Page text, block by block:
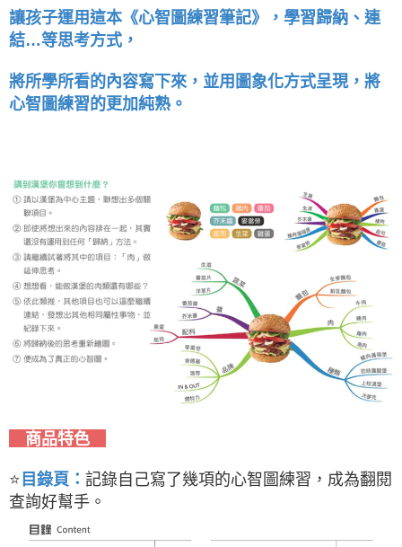
讓孩子運用這本《心智圖練習筆記》，學習歸納、連
結…等思考方式，
將所學所看的內容寫下來，並用圖象化方式呈現，將
心智圖練習的更加純熟。
商品特色
⭐ 目錄頁： 記錄自己寫了幾項的心智圖練習，成為翻閱
查詢好幫手。